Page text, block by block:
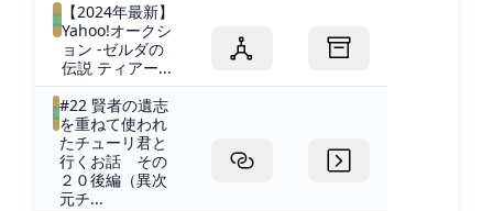
【2024年最新】
Yahoo!オークシ
ョン -ゼルダの
伝説 ティアー...
#22 賢者の遺志
を重ねて使われ
たチューリ君と
行くお話 その
２０後編（異次
元チ...